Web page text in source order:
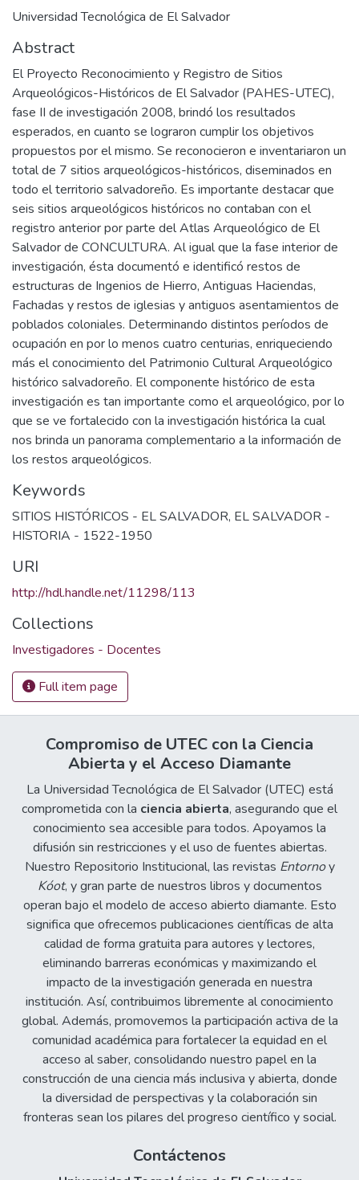
Universidad Tecnológica de El Salvador
Abstract
El Proyecto Reconocimiento y Registro de Sitios
Arqueológicos-Históricos de El Salvador (PAHES-UTEC),
fase II de investigación 2008, brindó los resultados
esperados, en cuanto se lograron cumplir los objetivos
propuestos por el mismo. Se reconocieron e inventariaron un
total de 7 sitios arqueológicos-históricos, diseminados en
todo el territorio salvadoreño. Es importante destacar que
seis sitios arqueológicos históricos no contaban con el
registro anterior por parte del Atlas Arqueológico de El
Salvador de CONCULTURA. Al igual que la fase interior de
investigación, ésta documentó e identificó restos de
estructuras de Ingenios de Hierro, Antiguas Haciendas,
Fachadas y restos de iglesias y antiguos asentamientos de
poblados coloniales. Determinando distintos períodos de
ocupación en por lo menos cuatro centurias, enriqueciendo
más el conocimiento del Patrimonio Cultural Arqueológico
histórico salvadoreño. El componente histórico de esta
investigación es tan importante como el arqueológico, por lo
que se ve fortalecido con la investigación histórica la cual
nos brinda un panorama complementario a la información de
los restos arqueológicos.
Keywords
SITIOS HISTÓRICOS - EL SALVADOR, EL SALVADOR -
HISTORIA - 1522-1950
URI
http://hdl.handle.net/11298/113
Collections
Investigadores - Docentes
Full item page
Compromiso de UTEC con la Ciencia
Abierta y el Acceso Diamante
La Universidad Tecnológica de El Salvador (UTEC) está
comprometida con la ciencia abierta, asegurando que el
conocimiento sea accesible para todos. Apoyamos la
difusión sin restricciones y el uso de fuentes abiertas.
Nuestro Repositorio Institucional, las revistas Entornoy
Kóot, y gran parte de nuestros libros y documentos
operan bajo el modelo de acceso abierto diamante. Esto
significa que ofrecemos publicaciones científicas de alta
calidad de forma gratuita para autores y lectores,
eliminando barreras económicas y maximizando el
impacto de la investigación generada en nuestra
institución. Así, contribuimos libremente al conocimiento
global. Además, promovemos la participación activa de la
comunidad académica para fortalecer la equidad en el
acceso al saber, consolidando nuestro papel en la
construcción de una ciencia más inclusiva y abierta, donde
la diversidad de perspectivas y la colaboración sin
fronteras sean los pilares del progreso científico y social.
Contáctenos